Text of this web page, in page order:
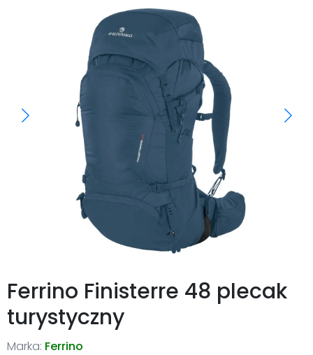
Ferrino Finisterre 48 plecak
turystyczny
Marka: Ferrino